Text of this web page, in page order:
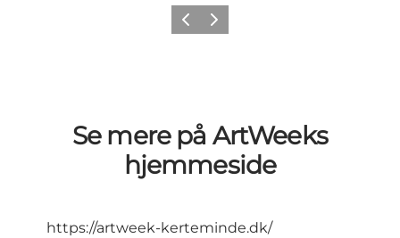
ForrigeNæste
Se mere på ArtWeeks
hjemmeside
https://artweek-kerteminde.dk/